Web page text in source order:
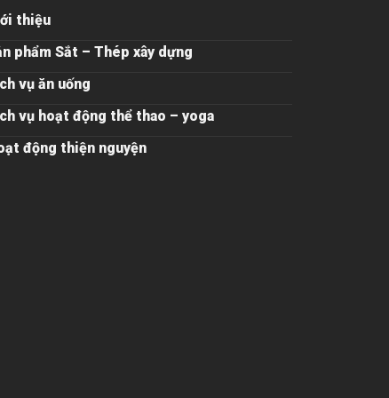
thiệu
phẩm Sắt – Thép xây dựng
vụ ăn uống
vụ hoạt động thể thao – yoga
động thiện nguyện